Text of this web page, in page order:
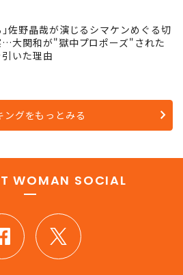
｣佐野晶哉が演じるシマケンめぐる切
…大関和が"獄中プロポーズ"された
いた理由
ングをもっとみる
WOMAN SOCIAL